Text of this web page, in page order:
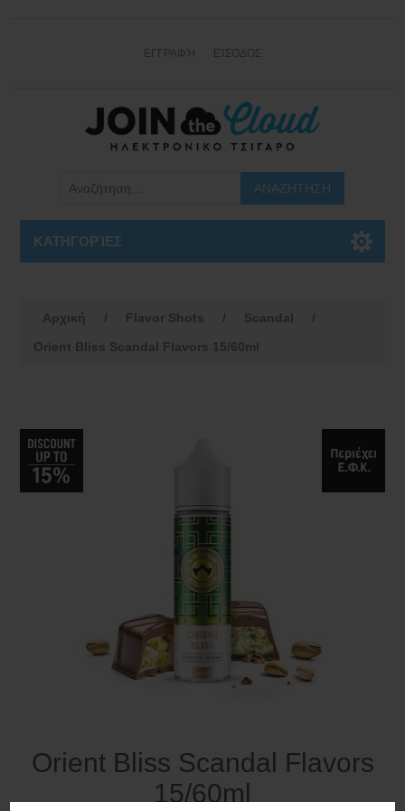
ΕΓΓΡΑΦΉ ΕΊΣΟΔΟΣ
ΚΑΤΗΓΟΡΊΕΣ
Αρχική / Flavor Shots / Scandal
/
Orient Bliss Scandal Flavors 15/60ml
Orient Bliss Scandal Flavors
15/60ml